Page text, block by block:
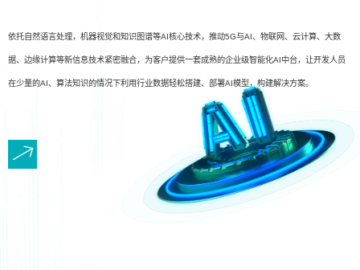
依托自然语言处理，机器视觉和知识图谱等AI核心技术，推动5G与AI、物联网、云计算、大数
据、边缘计算等新信息技术紧密融合，为客户提供一套成熟的企业级智能化AI中台，让开发人员
在少量的AI、算法知识的情况下利用行业数据轻松搭建、部署AI模型，构建解决方案。